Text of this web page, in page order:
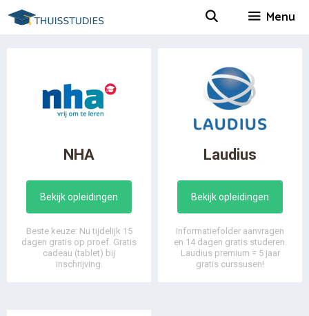
Spring
naar
Menu
NHA
Bekijk opleidingen
Beste keuze: Nu tijdelijk 15
dagen gratis op proef. Gratis
cadeau (tablet) bij
inschrijving.
Laudius
Bekijk opleidingen
Informatiefolder aanvragen
en 14 dagen gratis studeren.
Laudius premium = 5 jaar
gratis curssusen!